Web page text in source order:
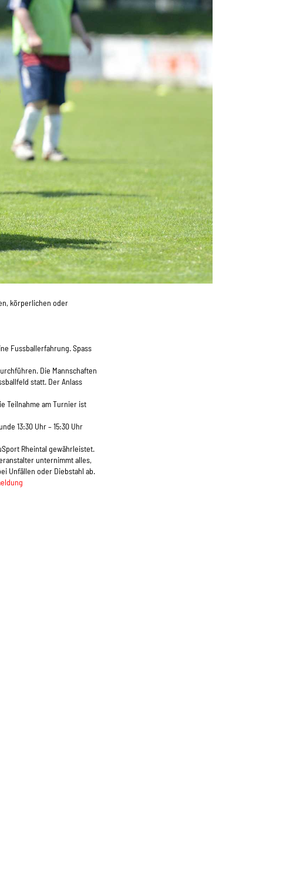
körperlichen oder
Fussballerfahrung. Spass
Die Mannschaften
statt. Der Anlass
Teilnahme am Turnier ist
13:30 Uhr – 15:30 Uhr
Rheintal gewährleistet.
unternimmt alles,
Unfällen oder Diebstahl ab.